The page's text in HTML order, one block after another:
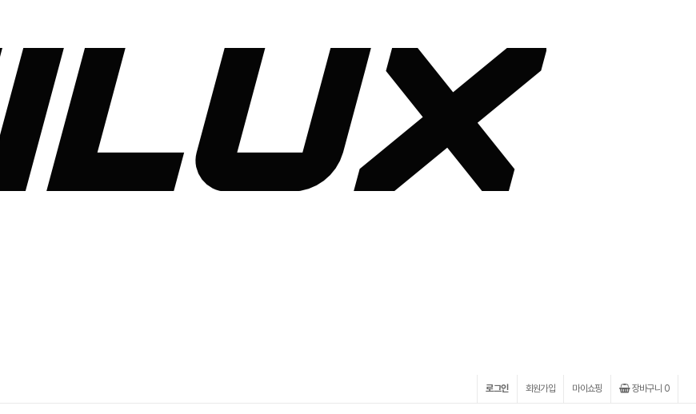
장바구니 0
마이쇼핑
회원가입
로그인